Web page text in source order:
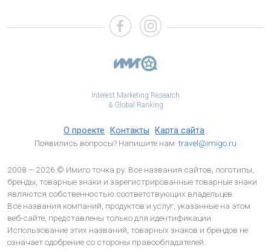
Interest Marketing Research
& Global Ranking
О проекте Контакты Карта сайта
Появились вопросы? Напишите нам:travel@imigo.ru
2008 – 2026 © Имиго точка ру. Все названия сайтов, логотипы,
бренды, товарные знаки и зарегистрированные товарные знаки
являются собственностью соответствующих владельцев.
Все названия компаний, продуктов и услуг, указанные на этом
веб-сайте, представлены только для идентификации.
Использование этих названий, товарных знаков и брендов не
означает одобрение со стороны правообладателей.